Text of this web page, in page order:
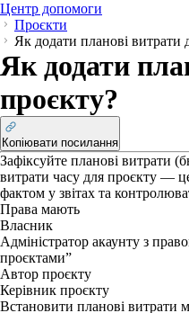
Центр допомоги
Проєкти
Як додати планові витрати
Як додати
проєкту?
Копіювати посилання
Зафіксуйте планові витрати
витрати часу для проєкту —
фактом у звітах та
Права мають
Власник
Адміністратор акаунту з
проєктами”
Автор проєкту
Керівник проєкту
Встановити планові витрати